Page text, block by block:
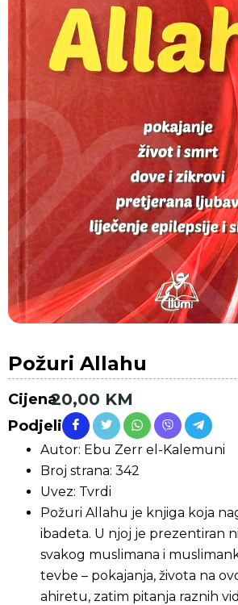
Požuri Allahu
Cijena20,00 KM
Podjeli
Autor: Ebu Zerr el-Kalemuni
Broj strana: 342
Uvez: Tvrdi
Požuri Allahu je knjiga koja
ibadeta. U njoj je prezentiran
svakog muslimana i
tevbe – pokajanja, života na
ahiretu, zatim pitanja raznih